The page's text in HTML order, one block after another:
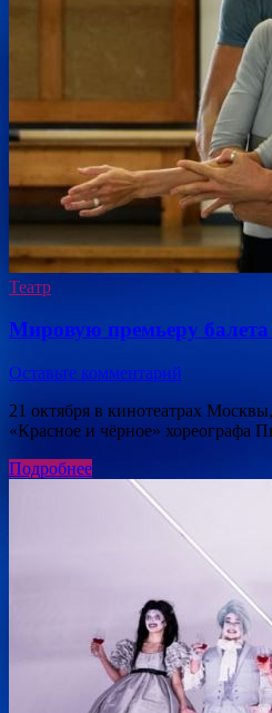
Театр
Мировую премьеру
Оставьте комментарий
21 октября в кинотеатрах
«Красное и чёрное» хореографа
Подробнее